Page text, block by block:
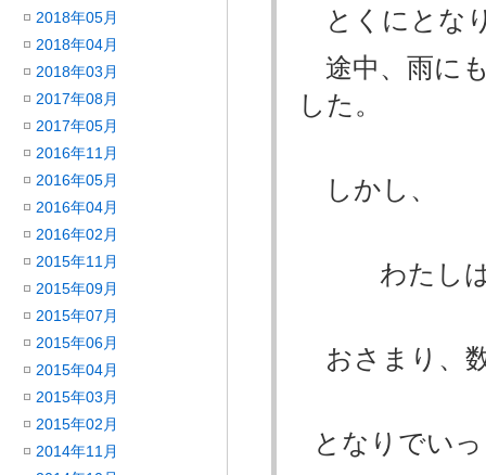
とくにとな
途中、雨に
した。
しかし、
わたしは
おさまり、
となりでい
2018年05月
2018年04月
2018年03月
2017年08月
2017年05月
2016年11月
2016年05月
2016年04月
2016年02月
2015年11月
2015年09月
2015年07月
2015年06月
2015年04月
2015年03月
2015年02月
2014年11月